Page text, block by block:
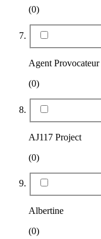
(0)
Agent Provocateur
(0)
AJ117 Project
(0)
Albertine
(0)